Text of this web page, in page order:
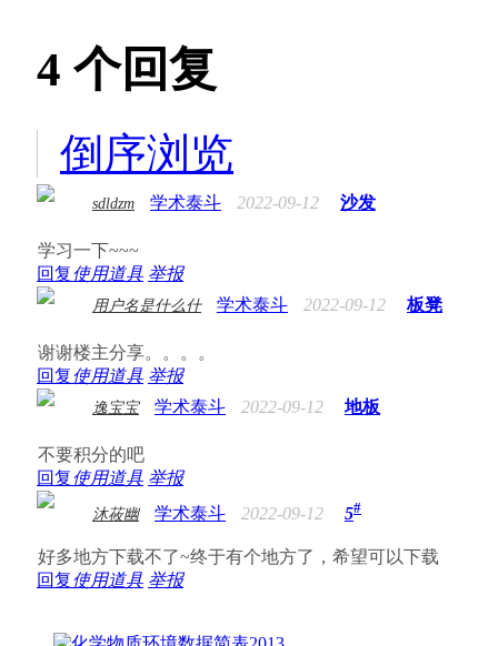
4 个回复
倒序浏览
sdldzm 学术泰斗 2022-09-12 沙发
学习一下~~~
回复使用道具 举报
用户名是什么什 学术泰斗 2022-09-12 板凳
谢谢楼主分享。。。。
回复使用道具 举报
逸宝宝 学术泰斗 2022-09-12 地板
不要积分的吧
回复使用道具 举报
沐莜幽 学术泰斗 2022-09-12 5#
好多地方下载不了~终于有个地方了，希望可以下载
回复使用道具 举报